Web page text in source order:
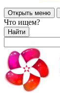
Открыть меню
Что ищем?
Найти